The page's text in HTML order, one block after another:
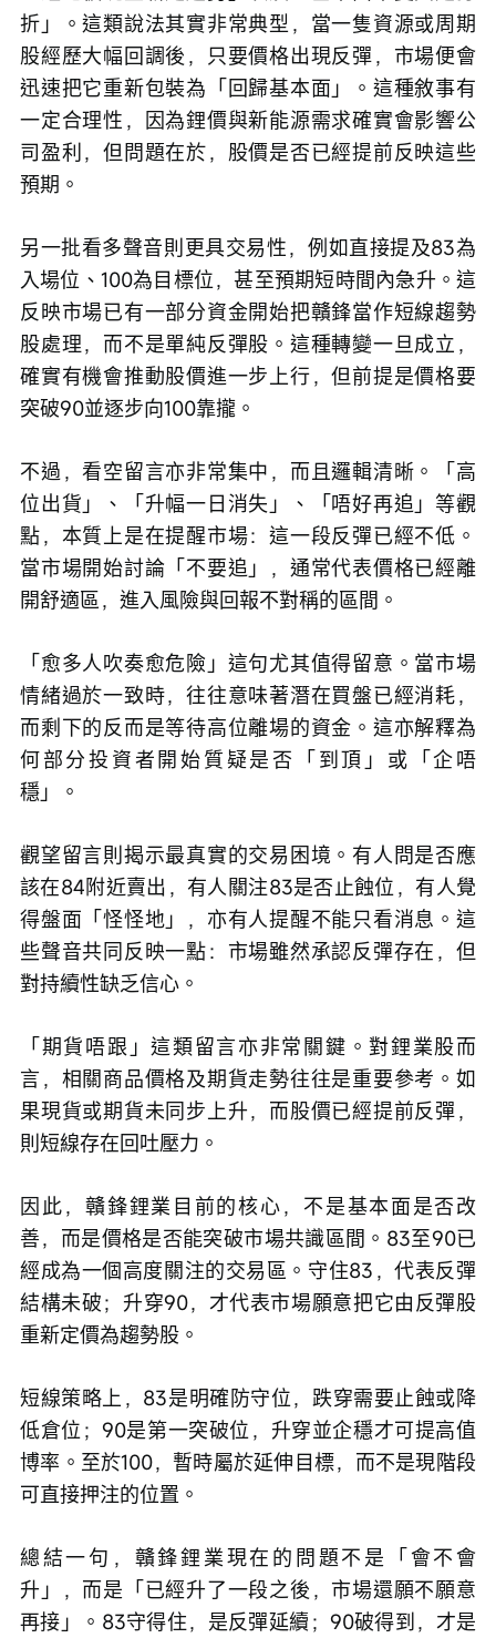
折」。這類說法其實非常典型，當一隻資源或周期
股經歷大幅回調後，只要價格出現反彈，市場便會
迅速把它重新包裝為「回歸基本面」。這種敘事有
一定合理性，因為鋰價與新能源需求確實會影響公
司盈利，但問題在於，股價是否已經提前反映這些
預期。
另一批看多聲音則更具交易性，例如直接提及83為
入場位、100為目標位，甚至預期短時間內急升。這
反映市場已有一部分資金開始把贛鋒當作短線趨勢
股處理，而不是單純反彈股。這種轉變一旦成立，
確實有機會推動股價進一步上行，但前提是價格要
突破90並逐步向100靠攏。
不過，看空留言亦非常集中，而且邏輯清晰。「高
位出貨」、「升幅一日消失」、「唔好再追」等觀
點，本質上是在提醒市場：這一段反彈已經不低。
當市場開始討論「不要追」，通常代表價格已經離
開舒適區，進入風險與回報不對稱的區間。
「愈多人吹奏愈危險」這句尤其值得留意。當市場
情緒過於一致時，往往意味著潛在買盤已經消耗，
而剩下的反而是等待高位離場的資金。這亦解釋為
何部分投資者開始質疑是否「到頂」或「企唔
穩」。
觀望留言則揭示最真實的交易困境。有人問是否應
該在84附近賣出，有人關注83是否止蝕位，有人覺
得盤面「怪怪地」，亦有人提醒不能只看消息。這
些聲音共同反映一點：市場雖然承認反彈存在，但
對持續性缺乏信心。
「期貨唔跟」這類留言亦非常關鍵。對鋰業股而
言，相關商品價格及期貨走勢往往是重要參考。如
果現貨或期貨未同步上升，而股價已經提前反彈，
則短線存在回吐壓力。
因此，贛鋒鋰業目前的核心，不是基本面是否改
善，而是價格是否能突破市場共識區間。83至90已
經成為一個高度關注的交易區。守住83，代表反彈
結構未破；升穿90，才代表市場願意把它由反彈股
重新定價為趨勢股。
短線策略上，83是明確防守位，跌穿需要止蝕或降
低倉位；90是第一突破位，升穿並企穩才可提高值
博率。至於100，暫時屬於延伸目標，而不是現階段
可直接押注的位置。
總結一句，贛鋒鋰業現在的問題不是「會不會
升」，而是「已經升了一段之後，市場還願不願意
再接」。83守得住，是反彈延續；90破得到，才是